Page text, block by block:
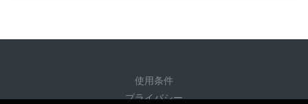
使用条件
プライバシー